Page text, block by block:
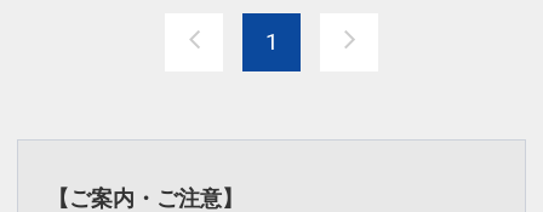
設定期間：2026年4月1日～2027年3月
天然温泉掛け流し！
露天風呂からはオホーツク海や知床の
山々と原生林を眺められます。
れてみませんか♪
1
【ご案内・ご注意】